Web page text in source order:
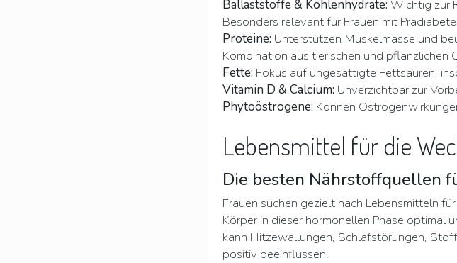
Ballaststoffe & Kohlenhydrate: Wichtig zur
Besonders relevant für Frauen mit
Proteine: Unterstützen Muskelmasse und
Kombination aus tierischen und pflanzlichen
Fette: Fokus auf ungesättigte Fettsäuren,
Vitamin D & Calcium: Unverzichtbar zur
Phytoöstrogene: Können
Lebensmittel für die
Die besten Nährstoffquellen
Frauen suchen gezielt nach Lebensmitteln
Körper in dieser hormonellen Phase
kann Hitzewallungen, Schlafstörungen,
positiv beeinflussen.